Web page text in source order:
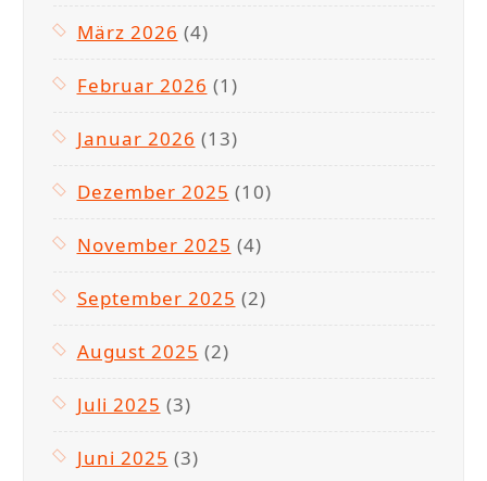
März 2026 (4)
Februar 2026 (1)
Januar 2026 (13)
Dezember 2025 (10)
November 2025 (4)
September 2025 (2)
August 2025 (2)
Juli 2025 (3)
Juni 2025 (3)